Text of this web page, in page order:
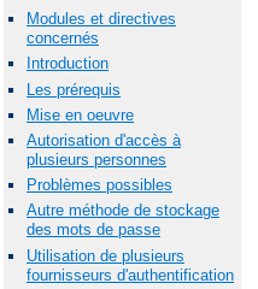
Modules et directives
concernés
Introduction
Les prérequis
Mise en oeuvre
Autorisation d'accès à
plusieurs personnes
Problèmes possibles
Autre méthode de stockage
des mots de passe
Utilisation de plusieurs
fournisseurs d'authentification